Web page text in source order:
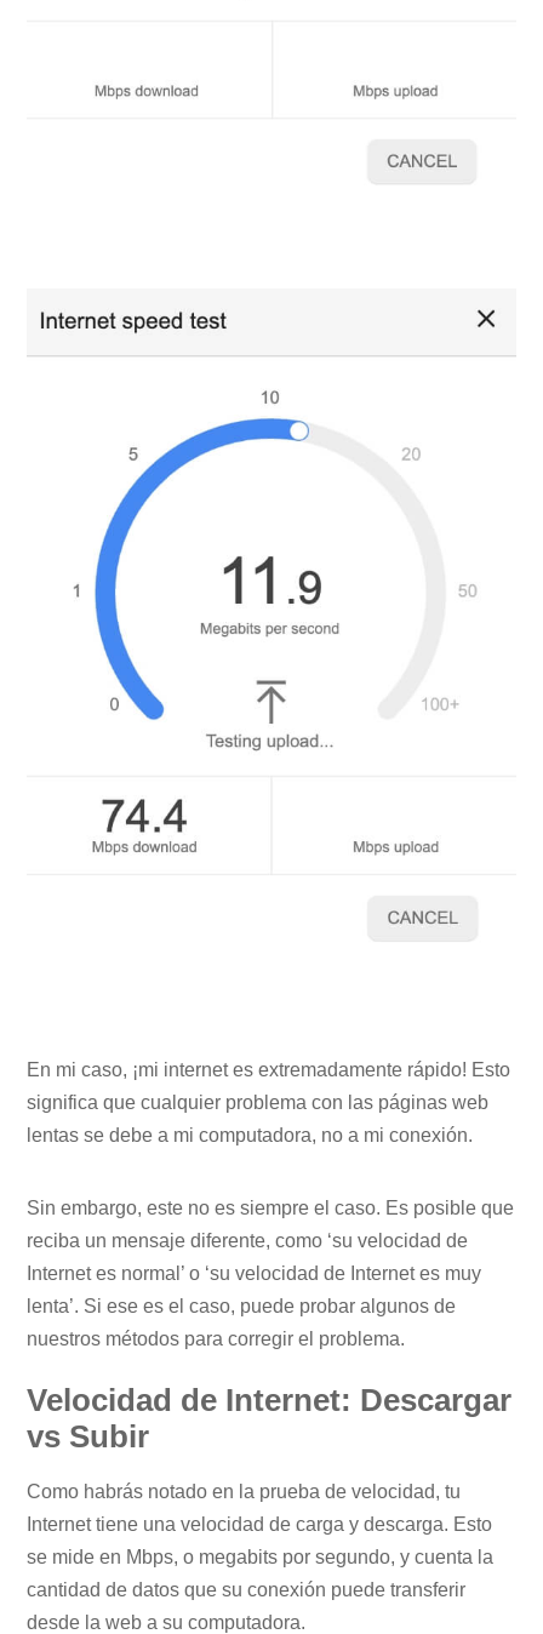
En mi caso, ¡mi internet es extremadamente rápido! Esto
significa que cualquier problema con las páginas web
lentas se debe a mi computadora, no a mi conexión.
Sin embargo, este no es siempre el caso. Es posible que
reciba un mensaje diferente, como ‘su velocidad de
Internet es normal’ o ‘su velocidad de Internet es muy
lenta’. Si ese es el caso, puede probar algunos de
nuestros métodos para corregir el problema.
Velocidad de Internet: Descargar
vs Subir
Como habrás notado en la prueba de velocidad, tu
Internet tiene una velocidad de carga y descarga. Esto
se mide en Mbps, o megabits por segundo, y cuenta la
cantidad de datos que su conexión puede transferir
desde la web a su computadora.